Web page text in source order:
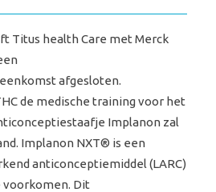
Titus health Care met Merck
afgesloten.
de medische training voor het
Implanon zal
Implanon NXT® is een
anticonceptiemiddel (LARC)
voorkomen. Dit